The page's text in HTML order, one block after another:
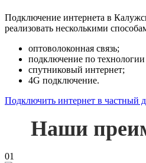
Подключение интернета в
реализовать несколькими
оптоволоконная связь;
подключение по
спутниковый интернет;
4G подключение.
Подключить интернет в частный
Наши
01